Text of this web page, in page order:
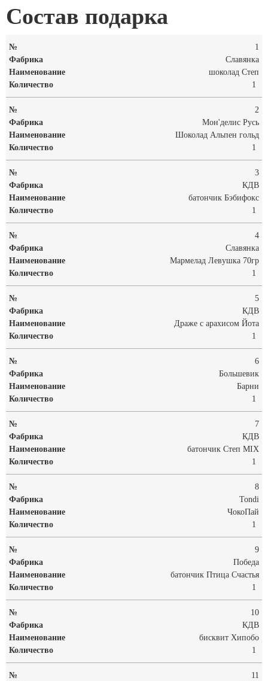
Состав подарка
1
Славянка
шоколад Степ
1
2
Мон'делис Русь
Шоколад Альпен гольд
1
3
КДВ
батончик Бэбифокс
1
4
Славянка
Мармелад Левушка 70гр
1
5
КДВ
Драже с арахисом Йота
1
6
Большевик
Барни
1
7
КДВ
батончик Степ MIX
1
8
Tondi
ЧокоПай
1
9
Победа
батончик Птица Счастья
1
10
КДВ
бисквит Хипобо
1
11